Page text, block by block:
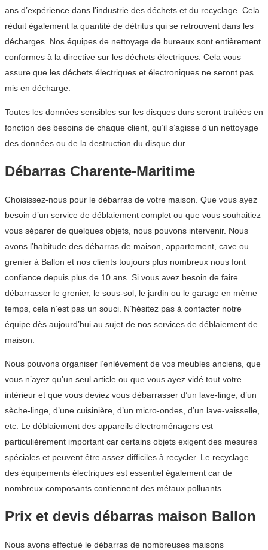
ans d’expérience dans l’industrie des déchets et du recyclage. Cela
réduit également la quantité de détritus qui se retrouvent dans les
décharges. Nos équipes de nettoyage de bureaux sont entièrement
conformes à la directive sur les déchets électriques. Cela vous
assure que les déchets électriques et électroniques ne seront pas
mis en décharge.
Toutes les données sensibles sur les disques durs seront traitées en
fonction des besoins de chaque client, qu’il s’agisse d’un nettoyage
des données ou de la destruction du disque dur.
Débarras Charente-Maritime
Choisissez-nous pour le débarras de votre maison. Que vous ayez
besoin d’un service de déblaiement complet ou que vous souhaitiez
vous séparer de quelques objets, nous pouvons intervenir. Nous
avons l’habitude des débarras de maison, appartement, cave ou
grenier à Ballon et nos clients toujours plus nombreux nous font
confiance depuis plus de 10 ans. Si vous avez besoin de faire
débarrasser le grenier, le sous-sol, le jardin ou le garage en même
temps, cela n’est pas un souci. N’hésitez pas à contacter notre
équipe dès aujourd’hui au sujet de nos services de déblaiement de
maison.
Nous pouvons organiser l’enlèvement de vos meubles anciens, que
vous n’ayez qu’un seul article ou que vous ayez vidé tout votre
intérieur et que vous deviez vous débarrasser d’un lave-linge, d’un
sèche-linge, d’une cuisinière, d’un micro-ondes, d’un lave-vaisselle,
etc. Le déblaiement des appareils électroménagers est
particulièrement important car certains objets exigent des mesures
spéciales et peuvent être assez difficiles à recycler. Le recyclage
des équipements électriques est essentiel également car de
nombreux composants contiennent des métaux polluants.
Prix et devis débarras maison Ballon
Nous avons effectué le débarras de nombreuses maisons